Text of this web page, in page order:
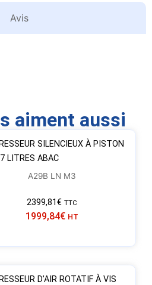
Avis
aiment aussi
SILENCIEUX À PISTON
LITRES ABAC
A29B LN M3
2399,81€ TTC
1999,84€ HT
D’AIR ROTATIF À VIS